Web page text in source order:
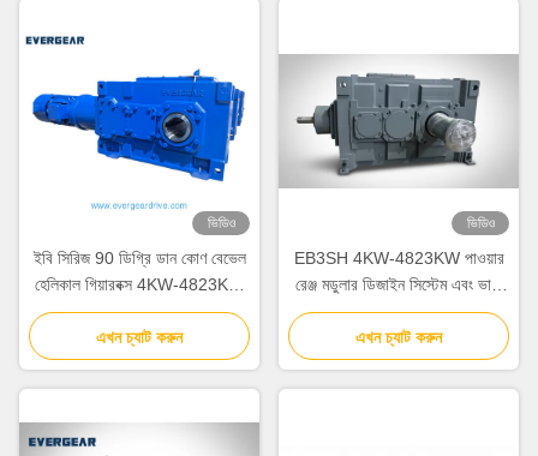
ভিডিও
ইবি সিরিজ 90 ডিগ্রি ডান কোণ বেভেল
হেলিকাল গিয়ারবক্স 4KW-4823KW
পাওয়ার রেঞ্জ এবং শিল্প গিয়ার ড্রাইভের
জন্য মডুলার ডিজাইন সহ
এখন চ্যাট করুন
ভিডিও
EB3SH 4KW-4823KW পাওয়ার
রেঞ্জ মডুলার ডিজাইন সিস্টেম এবং ভারী
সরঞ্জামের জন্য গোলমাল হ্রাস সহ
হেলিকাল বেভেল গিয়ারবক্স
এখন চ্যাট করুন